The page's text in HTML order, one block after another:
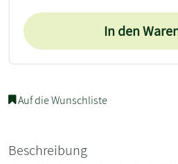
In den
Auf die Wunschliste
Beschreibung